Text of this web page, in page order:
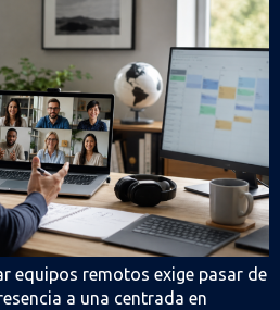
equipos remotos exige pasar de
a una centrada en